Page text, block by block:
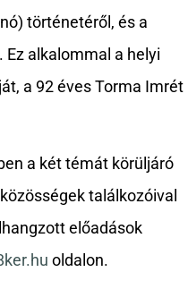
történetéről, és a
alkalommal a helyi
a 92 éves Torma Imrét
a két témát körüljáró
találkozóival
előadások
oldalon.